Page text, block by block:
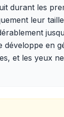
durant les
leur
en
et les yeux